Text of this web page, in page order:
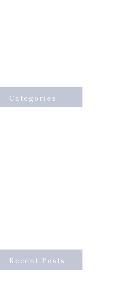
Categories
Recent Posts